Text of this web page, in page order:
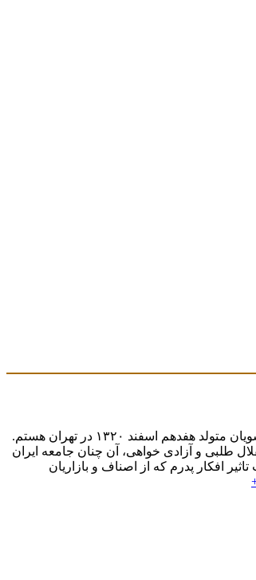
این نوشته تنها ذکرخلاصه و فشرده ای فهرست وار از زندگی سیاسی من است ونباید به عنوان یک بیوگرافی و یا یک خاطرات سیاسی تلقی گردد. من حسین موسویان متولد هفدهم اسفند ۱۳۲۰ در تهران هستم.
طلبی و آزادی خواهی، آن چنان جامعه ایران
افکار پدرم که از اصناف و بازاریان